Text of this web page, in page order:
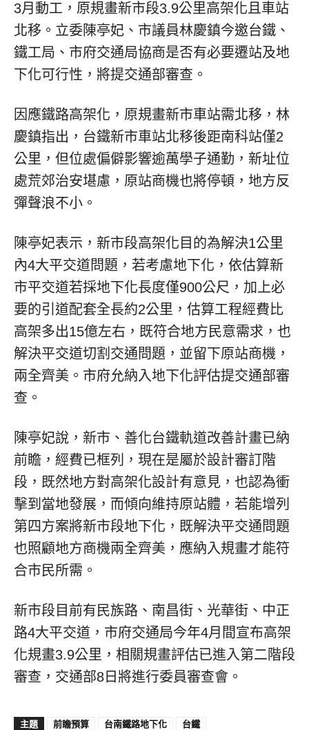
3月動工，原規畫新市段3.9公里高架化且車站
北移。立委陳亭妃、市議員林慶鎮今邀台鐵、
鐵工局、市府交通局協商是否有必要遷站及地
下化可行性，將提交通部審查。
因應鐵路高架化，原規畫新市車站需北移，林
慶鎮指出，台鐵新市車站北移後距南科站僅2
公里，但位處偏僻影響逾萬學子通勤，新址位
處荒郊治安堪慮，原站商機也將停頓，地方反
彈聲浪不小。
陳亭妃表示，新市段高架化目的為解決1公里
內4大平交道問題，若考慮地下化，依估算新
市平交道若採地下化長度僅900公尺，加上必
要的引道配套全長約2公里，估算工程經費比
高架多出15億左右，既符合地方民意需求，也
解決平交道切割交通問題，並留下原站商機，
兩全齊美。市府允納入地下化評估提交通部審
查。
陳亭妃說，新市、善化台鐵軌道改善計畫已納
前瞻，經費已框列，現在是屬於設計審訂階
段，既然地方對高架化設計有意見，也認為衝
擊到當地發展，而傾向維持原站體，若能增列
第四方案將新市段地下化，既解決平交通問題
也照顧地方商機兩全齊美，應納入規畫才能符
合市民所需。
新市段目前有民族路、南昌街、光華街、中正
路4大平交道，市府交通局今年4月間宣布高架
化規畫3.9公里，相關規畫評估已進入第二階段
審查，交通部8日將進行委員審查會。
主題 前瞻預算 台南鐵路地下化 台鐵